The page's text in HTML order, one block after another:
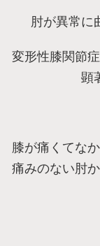
肘が異常に
変形性膝関節
顕
膝が痛くてな
痛みのない肘